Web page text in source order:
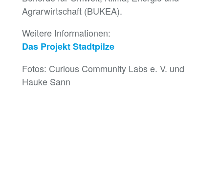
Agrarwirtschaft (BUKEA).
Weitere Informationen:
Das Projekt Stadtpilze
Fotos: Curious Community Labs e. V. und
Hauke Sann